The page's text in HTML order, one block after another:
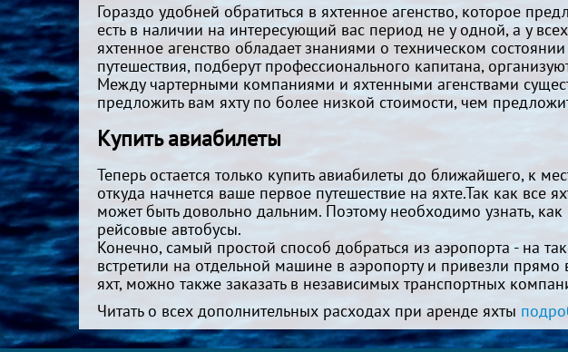
Гораздо удобней обратиться в яхтенное агенство, которое
есть в наличии на интересующий вас период не у одной, а у
яхтенное агенство обладает знаниями о техническом
путешествия, подберут профессионального капитана,
Между чартерными компаниями и яхтенными агенствами
предложить вам яхту по более низкой стоимости, чем
Купить авиабилеты
Теперь остается только купить авиабилеты до ближайшего, к
откуда начнется ваше первое путешествие на яхте.Так как все
может быть довольно дальним. Поэтому необходимо узнать,
рейсовые автобусы.
Конечно, самый простой способ добраться из аэропорта - на
встретили на отдельной машине в аэропорту и привезли
яхт, можно также заказать в независимых транспортных
Читать о всех дополнительных расходах при аренде яхты